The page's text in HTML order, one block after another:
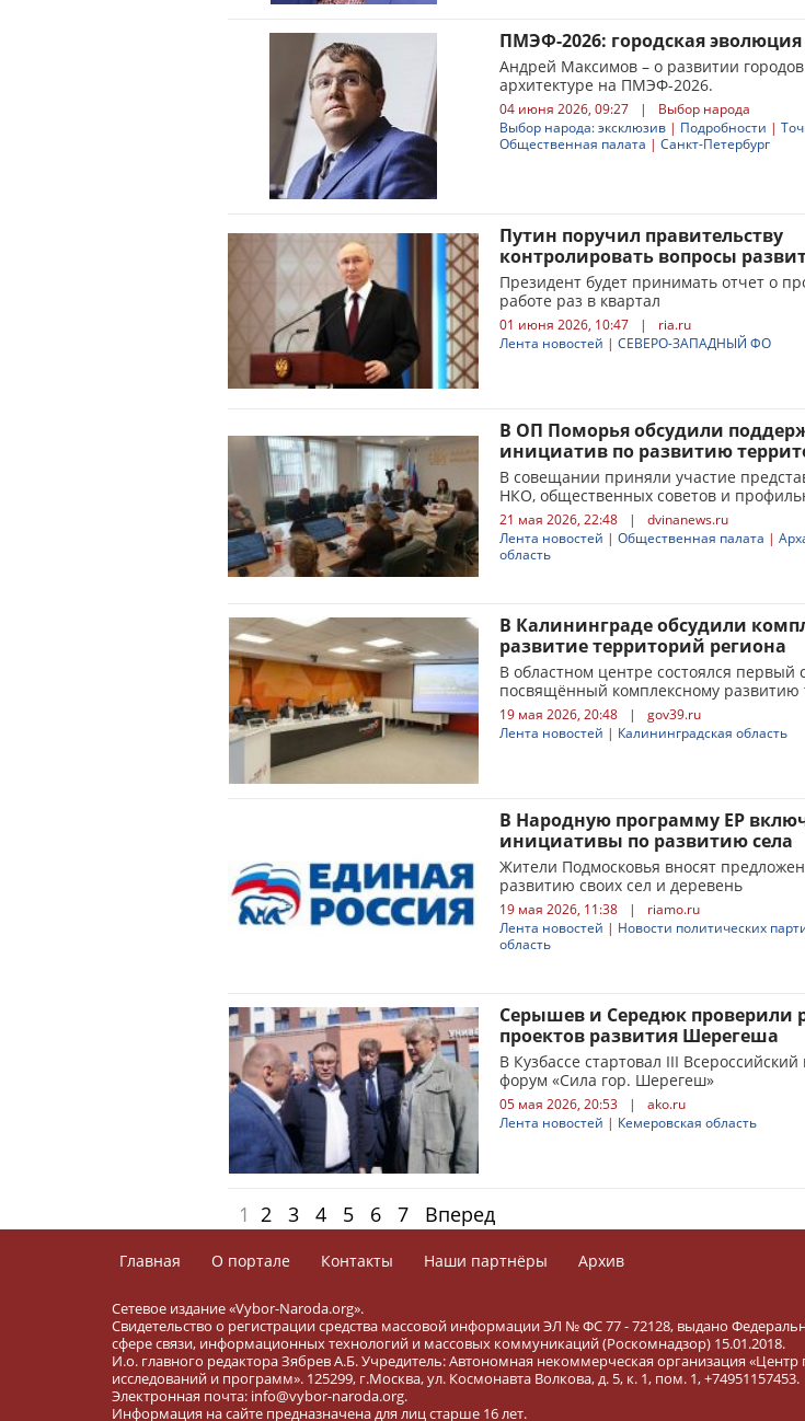
ПМЭФ-2026: городская эволюция
Андрей Максимов – о развитии
архитектуре на ПМЭФ-2026.
04 июня 2026, 09:27 |
Выбор народа
Выбор народа: эксклюзив | Подробности |
Общественная палата | Санкт-Петербург
Путин поручил правительству
контролировать вопросы
Президент будет принимать отчет о
работе раз в квартал
01 июня 2026, 10:47 |
ria.ru
Лента новостей | СЕВЕРО-ЗАПАДНЫЙ ФО
В ОП Поморья обсудили
инициатив по развитию
В совещании приняли участие
НКО, общественных советов и
21 мая 2026, 22:48 |
dvinanews.ru
Лента новостей | Общественная палата |
область
В Калининграде обсудили
развитие территорий региона
В областном центре состоялся первый
посвящённый комплексному развитию
19 мая 2026, 20:48 |
gov39.ru
Лента новостей | Калининградская область
В Народную программу ЕР
инициативы по развитию села
Жители Подмосковья вносят
развитию своих сел и деревень
19 мая 2026, 11:38 |
riamo.ru
Лента новостей | Новости политических
область
Серышев и Середюк проверили
проектов развития Шерегеша
В Кузбассе стартовал III
форум «Сила гор. Шерегеш»
05 мая 2026, 20:53 |
ako.ru
Лента новостей | Кемеровская область
1 2 3 4 5 6 7 Вперед
Главная О портале Контакты Наши партнёры Архив
Сетевое издание «Vybor-Naroda.org».
Свидетельство о регистрации средства массовой информации ЭЛ № ФС 77 - 72128, выдано
сфере связи, информационных технологий и массовых коммуникаций (Роскомнадзор) 15.01.2018.
И.о. главного редактора Зябрев А.Б. Учредитель: Автономная некоммерческая организация
исследований и программ». 125299, г.Москва, ул. Космонавта Волкова, д. 5, к. 1, пом. 1, +74951157453.
Электронная почта: info@vybor-naroda.org.
Информация на сайте предназначена для лиц старше 16 лет.